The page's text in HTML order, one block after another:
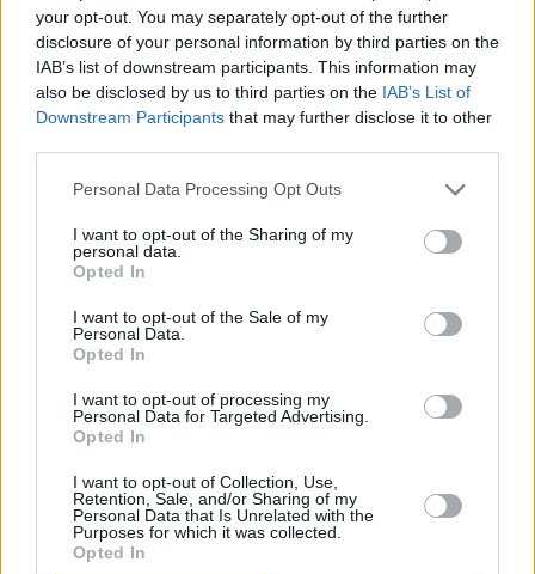
your opt-out. You may separately opt-out of the further
disclosure of your personal information by third parties on the
IAB’s list of downstream participants. This information may
also be disclosed by us to third parties on the IAB’s List of
Downstream Participants that may further disclose it to other
Personal Data Processing Opt Outs
I want to opt-out of the Sharing of my
personal data.
Opted In
I want to opt-out of the Sale of my
Personal Data.
Opted In
I want to opt-out of processing my
Personal Data for Targeted Advertising.
Opted In
I want to opt-out of Collection, Use,
Retention, Sale, and/or Sharing of my
Personal Data that Is Unrelated with the
Purposes for which it was collected.
Opted In